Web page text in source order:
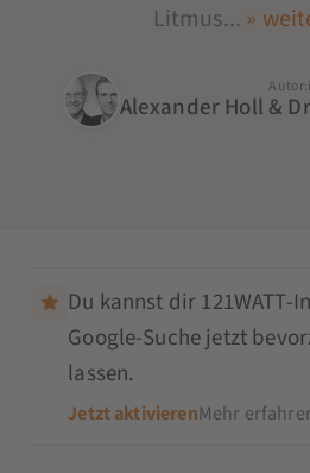
Litmus... »
Alexander Holl &
Du kannst dir 121WATT-
Google-Suche jetzt
lassen.
Jetzt aktivierenMehr